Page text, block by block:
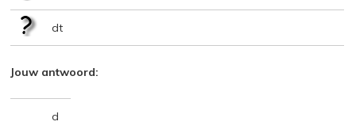
dt
Jouw antwoord:
d